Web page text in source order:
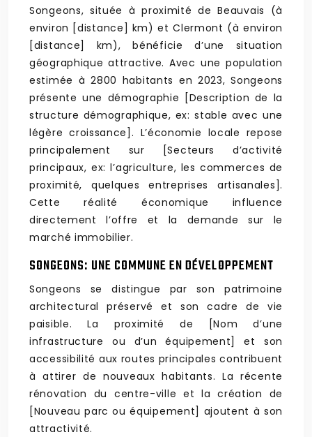
Songeons, située à proximité de Beauvais (à
environ [distance] km) et Clermont (à environ
[distance] km), bénéficie d’une situation
géographique attractive. Avec une population
estimée à 2800 habitants en 2023, Songeons
présente une démographie [Description de la
structure démographique, ex: stable avec une
légère croissance]. L’économie locale repose
principalement sur [Secteurs d’activité
principaux, ex: l’agriculture, les commerces de
proximité, quelques entreprises artisanales].
Cette réalité économique influence
directement l’offre et la demande sur le
marché immobilier.
SONGEONS: UNE COMMUNE EN DÉVELOPPEMENT
Songeons se distingue par son patrimoine
architectural préservé et son cadre de vie
paisible. La proximité de [Nom d’une
infrastructure ou d’un équipement] et son
accessibilité aux routes principales contribuent
à attirer de nouveaux habitants. La récente
rénovation du centre-ville et la création de
[Nouveau parc ou équipement] ajoutent à son
attractivité.